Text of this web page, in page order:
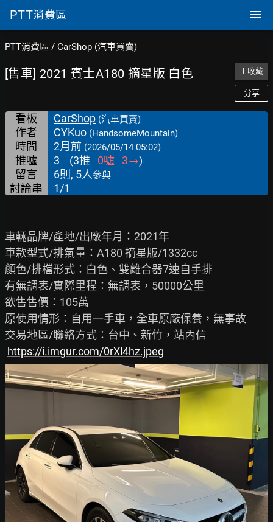
PTT消費區
PTT消費區 / CarShop (汽車買賣)
[售車] 2021 賓士A180 摘星版 白色 ＋收藏
分享
看板 CarShop (汽車買賣)
作者 CYKuo (HandsomeMountain)
時間 2月前 (2026/05/14 05:02)
推噓 3 (3推 0噓 3→)
留言
6則, 5人參與
討論串 1/1
車輛品牌/產地/出廠年月：2021年
車款型式/排氣量：A180 摘星版/1332cc
顏色/排檔形式：白色、雙離合器7速自手排
有無調表/實際里程：無調表，50000公里
欲售售價：105萬
原使用情形：自用一手車，全車原廠保養，無事故
交易地區/聯絡方式：台中、新竹，站內信
https://i.imgur.com/0rXl4hz.jpeg